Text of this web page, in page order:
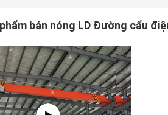
bán nóng LD Đường cẩu